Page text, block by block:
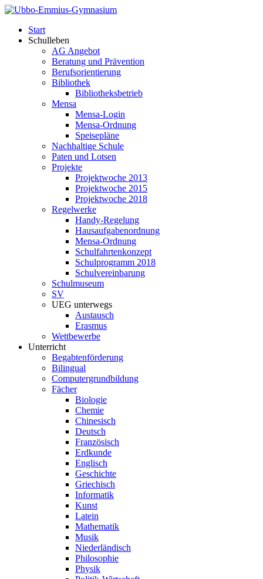
Start
Schulleben
AG Angebot
Beratung und Prävention
Berufsorientierung
Bibliothek
Bibliotheksbetrieb
Mensa
Mensa-Login
Mensa-Ordnung
Speisepläne
Nachhaltige Schule
Paten und Lotsen
Projekte
Projektwoche 2013
Projektwoche 2015
Projektwoche 2018
Regelwerke
Handy-Regelung
Hausaufgabenordnung
Mensa-Ordnung
Schulfahrtenkonzept
Schulprogramm 2018
Schulvereinbarung
Schulmuseum
SV
UEG unterwegs
Austausch
Erasmus
Wettbewerbe
Unterricht
Begabtenförderung
Bilingual
Computergrundbildung
Fächer
Biologie
Chemie
Chinesisch
Deutsch
Französisch
Erdkunde
Englisch
Geschichte
Griechisch
Informatik
Kunst
Latein
Mathematik
Musik
Niederländisch
Philosophie
Physik